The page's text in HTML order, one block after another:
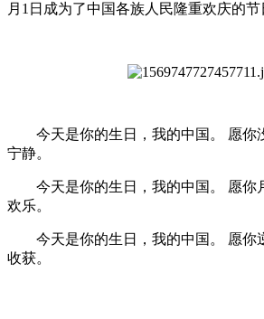
月1日成为了中国各族人民隆重欢庆的
今天是你的生日，我的中国。 愿你
宁静。
今天是你的生日，我的中国。 愿你
欢乐。
今天是你的生日，我的中国。 愿你
收获。